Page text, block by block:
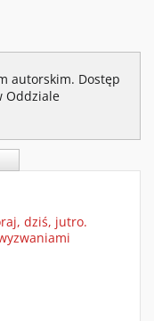
autorskim. Dostęp
Oddziale
dziś, jutro.